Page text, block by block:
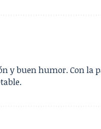
y buen humor. Con la